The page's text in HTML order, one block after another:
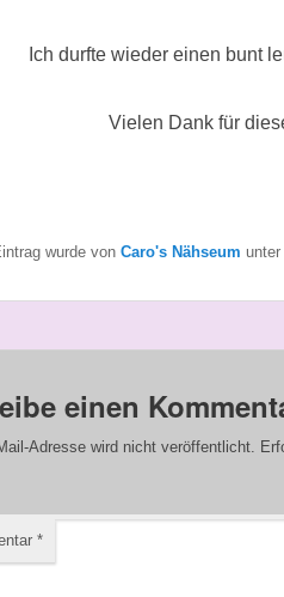
Ich durfte wieder einen bunt
Vielen Dank für
wurde von Caro's Nähseum unter
einen
Adresse wird nicht veröffentlicht.
*